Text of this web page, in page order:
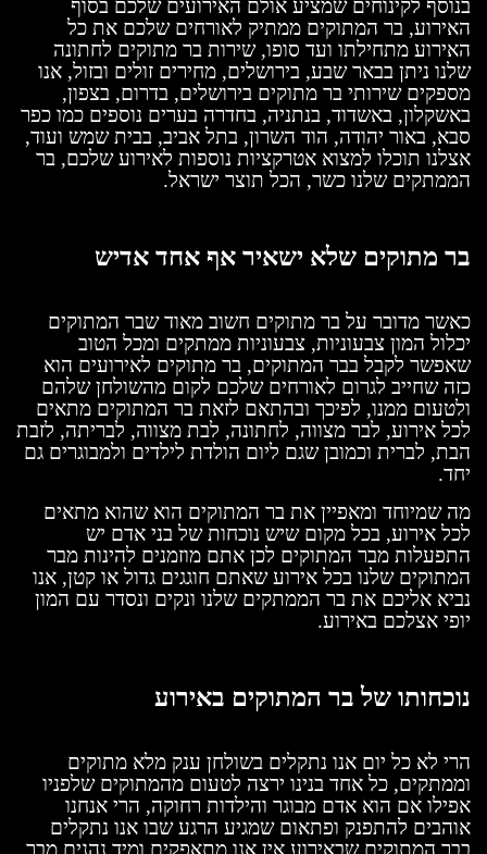
בנוסף לקינוחים שמציע אולם האירועים שלכם בסוף
האירוע, בר המתוקים ממתיק לאורחים שלכם את כל
האירוע מתחילתו ועד סופו, שירות בר מתוקים לחתונה
שלנו ניתן בבאר שבע, בירושלים, מחירים זולים ובזול, אנו
מספקים שירותי בר מתוקים בירושלים, בדרום, בצפון,
באשקלון, באשדוד, בנתניה, בחדרה בערים נוספים כמו כפר
סבא, באור יהודה, הוד השרון, בתל אביב, בבית שמש ועוד,
אצלנו תוכלו למצוא אטרקציות נוספות לאירוע שלכם, בר
הממתקים שלנו כשר, הכל תוצר ישראל.
בר מתוקים שלא ישאיר אף אחד אדיש
כאשר מדובר על בר מתוקים חשוב מאוד שבר המתוקים
יכלול המון צבעוניות, צבעוניות ממתקים ומכל הטוב
שאפשר לקבל בבר המתוקים, בר מתוקים לאירועים הוא
כזה שחייב לגרום לאורחים שלכם לקום מהשולחן שלהם
ולטעום ממנו, לפיכך ובהתאם לזאת בר המתוקים מתאים
לכל אירוע, לבר מצווה, לחתונה, לבת מצווה, לבריתה, לזבת
הבת, לברית וכמובן שגם ליום הולדת לילדים ולמבוגרים גם
יחד.
מה שמיוחד ומאפיין את בר המתוקים הוא שהוא מתאים
לכל אירוע, בכל מקום שיש נוכחות של בני אדם יש
התפעלות מבר המתוקים לכן אתם מוזמנים להינות מבר
המתוקים שלנו בכל אירוע שאתם חוגגים גדול או קטן, אנו
נביא אליכם את בר הממתקים שלנו ונקים ונסדר עם המון
יופי אצלכם באירוע.
נוכחותו של בר המתוקים באירוע
הרי לא כל יום אנו נתקלים בשולחן ענק מלא מתוקים
וממתקים, כל אחד בנינו ירצה לטעום מהמתוקים שלפניו
אפילו אם הוא אדם מבוגר והילדות רחוקה, הרי אנחנו
אוהבים להתפנק ופתאום שמגיע הרגע שבו אנו נתקלים
בבר המתוקים שבאירוע אין אנו מתאפקים ומיד נהנים מבר